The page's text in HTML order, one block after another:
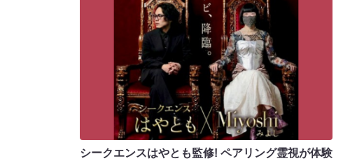
シークエンスはやとも監修! ペアリング霊視が体験